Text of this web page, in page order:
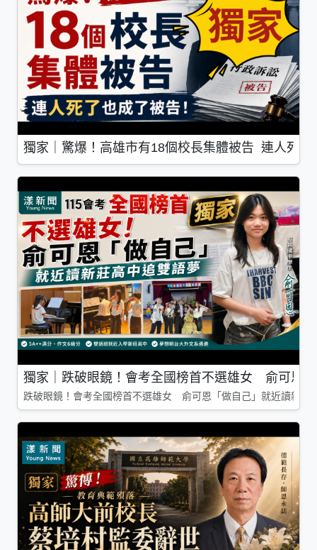
獨家｜驚爆！高雄市有18個校長集體被告 連人死了
獨家｜跌破眼鏡！會考全國榜首不選雄女 俞可恩
跌破眼鏡！會考全國榜首不選雄女 俞可恩「做自己」就近讀新莊